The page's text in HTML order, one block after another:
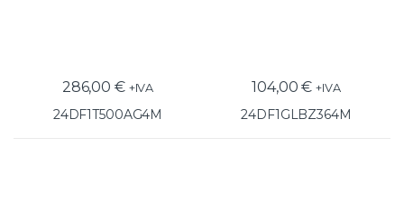
286,00 € +IVA
24DF1T500AG4M
104,00€ +IVA
24DF1GLBZ364M